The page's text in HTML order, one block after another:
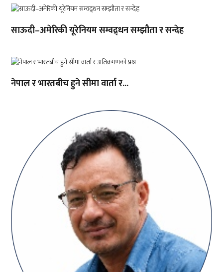
साऊदी–अमेरिकी यूरेनियम सम्वद्र्धन सम्झौता र सन्देह
नेपाल र भारतबीच हुने सीमा वार्ता र...